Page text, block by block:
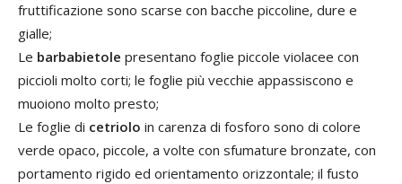
fruttificazione sono scarse con bacche piccoline, dure e
gialle;
Le barbabietole presentano foglie piccole violacee con
piccioli molto corti; le foglie più vecchie appassiscono e
muoiono molto presto;
Le foglie di cetriolo in carenza di fosforo sono di colore
verde opaco, piccole, a volte con sfumature bronzate, con
portamento rigido ed orientamento orizzontale; il fusto